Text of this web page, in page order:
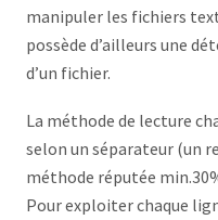
manipuler les fichiers
possède d’ailleurs une
d’un fichier.
La méthode de lecture
selon un séparateur (un
méthode réputée
Pour exploiter chaque